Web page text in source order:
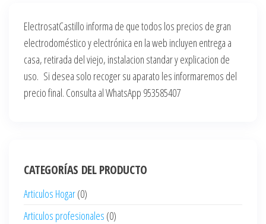
ElectrosatCastillo informa de que todos los precios de gran
electrodoméstico y electrónica en la web incluyen entrega a
casa, retirada del viejo, instalacion standar y explicacion de
uso. Si desea solo recoger su aparato les informaremos del
precio final. Consulta al WhatsApp 953585407
CATEGORÍAS DEL PRODUCTO
Articulos Hogar(0)
Articulos profesionales (0)